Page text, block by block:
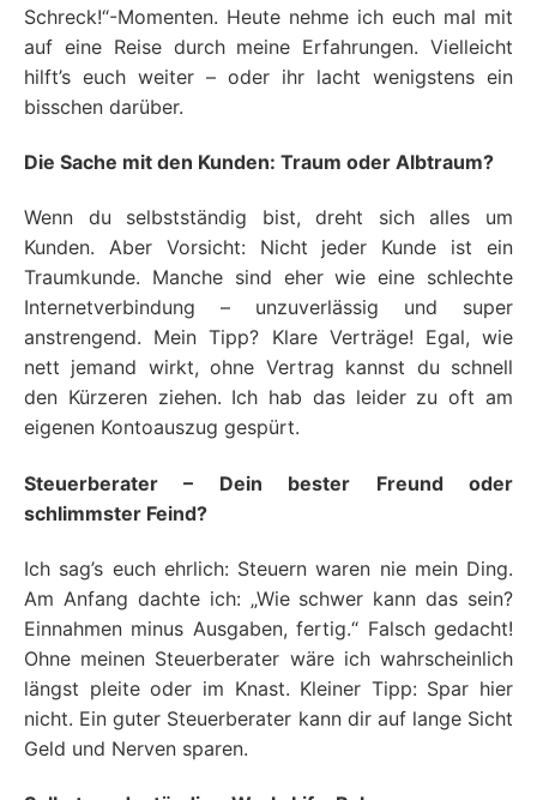
Schreck!“-Momenten. Heute nehme ich euch mal mit
auf eine Reise durch meine Erfahrungen. Vielleicht
hilft’s euch weiter – oder ihr lacht wenigstens ein
bisschen darüber.
Die Sache mit den Kunden: Traum oder Albtraum?
Wenn du selbstständig bist, dreht sich alles um
Kunden. Aber Vorsicht: Nicht jeder Kunde ist ein
Traumkunde. Manche sind eher wie eine schlechte
Internetverbindung – unzuverlässig und super
anstrengend. Mein Tipp? Klare Verträge! Egal, wie
nett jemand wirkt, ohne Vertrag kannst du schnell
den Kürzeren ziehen. Ich hab das leider zu oft am
eigenen Kontoauszug gespürt.
Steuerberater – Dein bester Freund oder
schlimmster Feind?
Ich sag’s euch ehrlich: Steuern waren nie mein Ding.
Am Anfang dachte ich: „Wie schwer kann das sein?
Einnahmen minus Ausgaben, fertig.“ Falsch gedacht!
Ohne meinen Steuerberater wäre ich wahrscheinlich
längst pleite oder im Knast. Kleiner Tipp: Spar hier
nicht. Ein guter Steuerberater kann dir auf lange Sicht
Geld und Nerven sparen.